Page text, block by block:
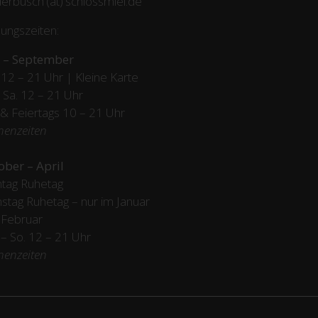
September
– 21 Uhr | Kleine Karte
Sa. 12 – 21 Uhr
Feiertags 10 – 21 Uhr
– April
Ruhetag
Ruhetag – nur im Januar
So. 12 – 21 Uhr